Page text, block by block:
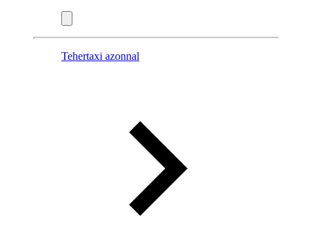
Tehertaxi azonnal